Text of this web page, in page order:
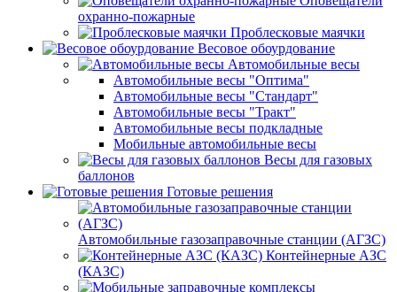
охранно-пожарные
Проблесковые маячки
Весовое обоурдование
Автомобильные весы
Автомобильные весы "Оптима"
Автомобильные весы "Стандарт"
Автомобильные весы "Тракт"
Автомобильные весы подкладные
Мобильные автомобильные весы
Весы для газовых
баллонов
Готовые решения
Автомобильные газозаправочные станции (АГЗС)
Контейнерные АЗС
(КАЗС)